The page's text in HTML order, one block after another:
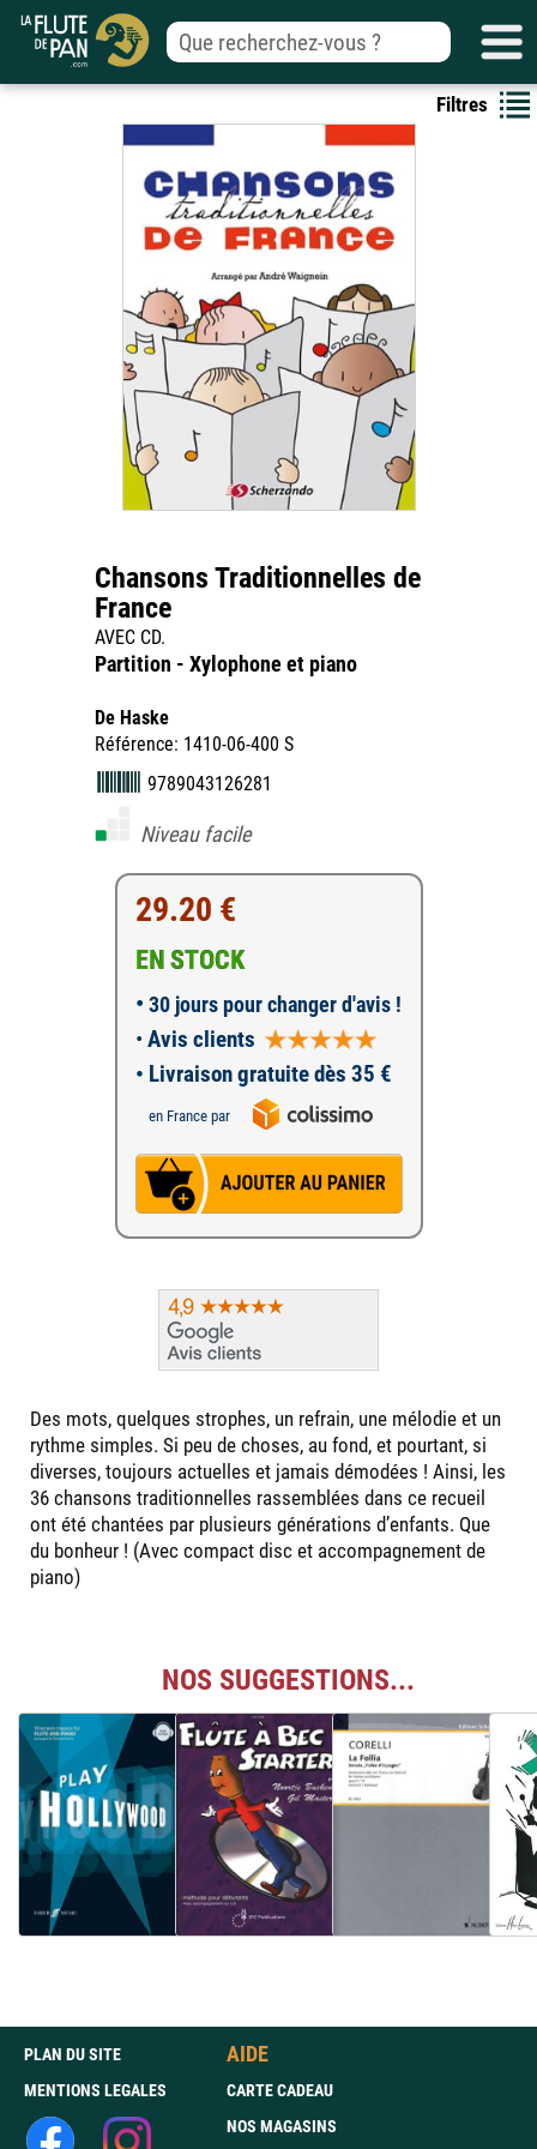
Filtres
Chansons Traditionnelles de
France
AVEC CD.
Partition - Xylophone et piano
De Haske
Référence: 1410-06-400 S
9789043126281
Niveau facile
29.20 €
EN STOCK
• 30 jours pour changer d'avis !
• Avis clients
• Livraison gratuite dès 35 €
en France par
Des mots, quelques strophes, un refrain, une mélodie et un
rythme simples. Si peu de choses, au fond, et pourtant, si
diverses, toujours actuelles et jamais démodées ! Ainsi, les
36 chansons traditionnelles rassemblées dans ce recueil
ont été chantées par plusieurs générations d’enfants. Que
du bonheur ! (Avec compact disc et accompagnement de
piano)
NOS SUGGESTIONS...
PLAN DU SITE
MENTIONS LEGALES
AIDE
CARTE CADEAU
NOS MAGASINS